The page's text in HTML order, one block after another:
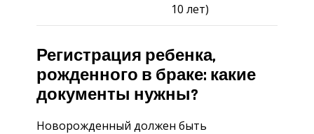
10 лет)
Регистрация ребенка,
рожденного в браке: какие
документы нужны?
Новорожденный должен быть